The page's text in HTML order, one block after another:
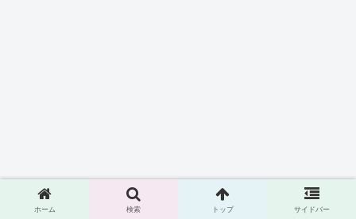
ホーム 検索 トップ サイドバー